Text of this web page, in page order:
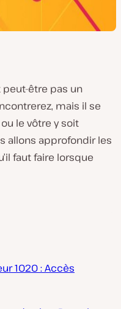
peut-être pas un
mais il se
le vôtre y soit
allons approfondir les
faut faire lorsque
1020 : Accès